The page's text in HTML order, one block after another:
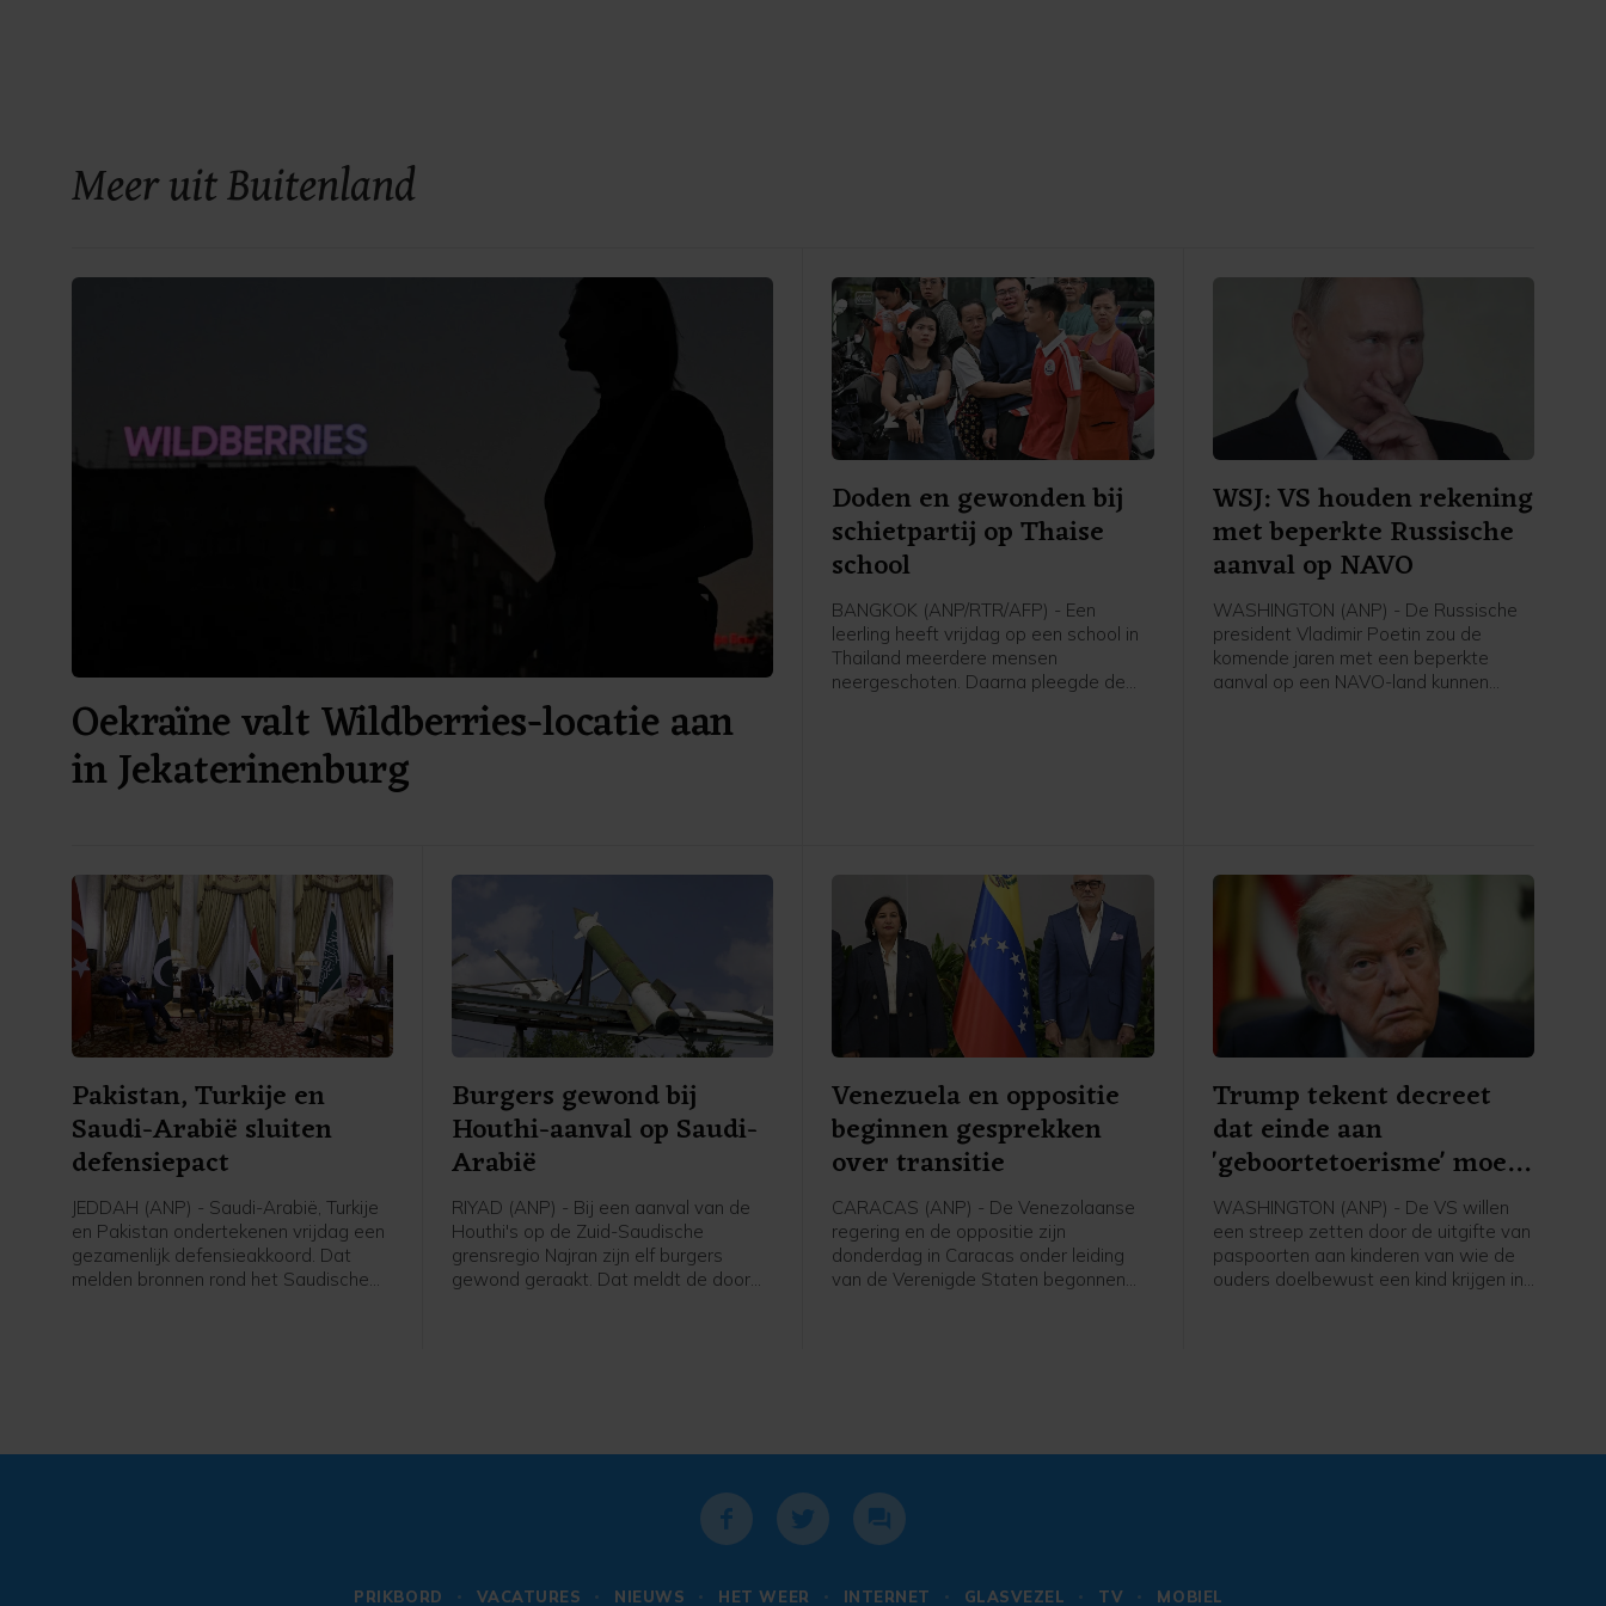
Meer uit Buitenland
Oekraïne valt Wildberries-locatie aan
in Jekaterinenburg
Doden en gewonden bij
schietpartij op Thaise
school
BANGKOK (ANP/RTR/AFP) - Een
leerling heeft vrijdag op een school in
Thailand meerdere mensen
neergeschoten. Daarna pleegde de
WSJ: VS houden rekening
met beperkte Russische
aanval op NAVO
WASHINGTON (ANP) - De Russische
president Vladimir Poetin zou de
komende jaren met een beperkte
aanval op een NAVO-land kunnen
Pakistan, Turkije en
Saudi-Arabië sluiten
defensiepact
JEDDAH (ANP) - Saudi-Arabië, Turkije
en Pakistan ondertekenen vrijdag een
gezamenlijk defensieakkoord. Dat
melden bronnen rond het Saudische
Burgers gewond bij
Houthi-aanval op Saudi-
Arabië
RIYAD (ANP) - Bij een aanval van de
Houthi's op de Zuid-Saudische
grensregio Najran zijn elf burgers
gewond geraakt. Dat meldt de door
Venezuela en oppositie
beginnen gesprekken
over transitie
CARACAS (ANP) - De Venezolaanse
regering en de oppositie zijn
donderdag in Caracas onder leiding
van de Verenigde Staten begonnen
Trump tekent decreet
dat einde aan
'geboortetoerisme' moet
maken
WASHINGTON (ANP) - De VS willen
een streep zetten door de uitgifte van
paspoorten aan kinderen van wie de
ouders doelbewust een kind krijgen in
PRIKBORD VACATURES NIEUWS HET WEER INTERNET GLASVEZEL TV MOBIEL